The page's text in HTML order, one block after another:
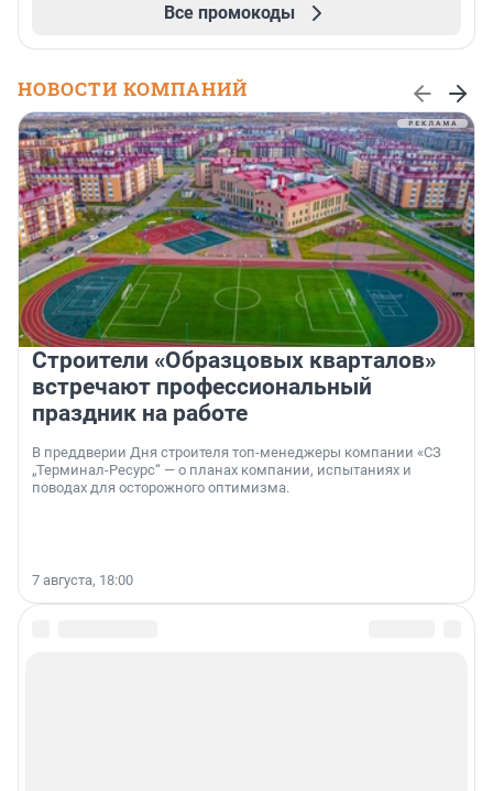
Все промокоды
НОВОСТИ КОМПАНИЙ
Строители «Образцовых кварталов»
встречают профессиональный
праздник на работе
В преддверии Дня строителя топ-менеджеры компании «СЗ
„Терминал-Ресурс“ — о планах компании, испытаниях и
поводах для осторожного оптимизма.
7 августа, 18:00